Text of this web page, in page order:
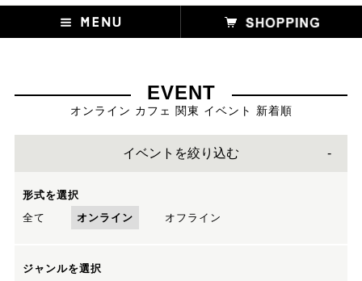
EVENT
オンライン カフェ 関東 イベント 新着順
イベントを絞り込む
形式を選択
全て
オンライン オフライン
ジャンルを選択